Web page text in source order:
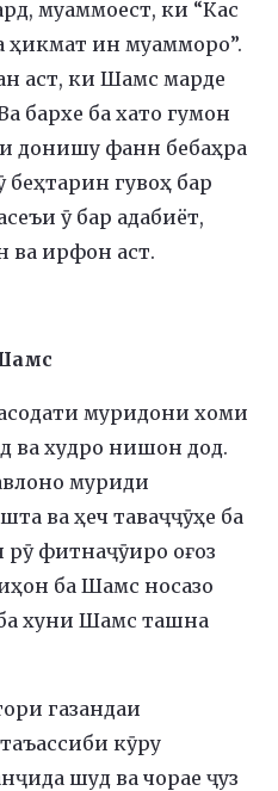
муаммоест, ки “Кас
ҳикмат ин муамморо”.
аст, ки Шамс марде
бархе ба хато гумон
донишу фанн бебаҳра
беҳтарин гувоҳ бар
ӯ бар адабиёт,
ва ирфон аст.
муридони хоми
ва худро нишон дод.
муриди
ва ҳеч таваҷҷӯҳе ба
рӯ фитнаҷӯиро оғоз
ба Шамс носазо
хуни Шамс ташна
газандаи
кӯру
шуд ва чорае ҷуз